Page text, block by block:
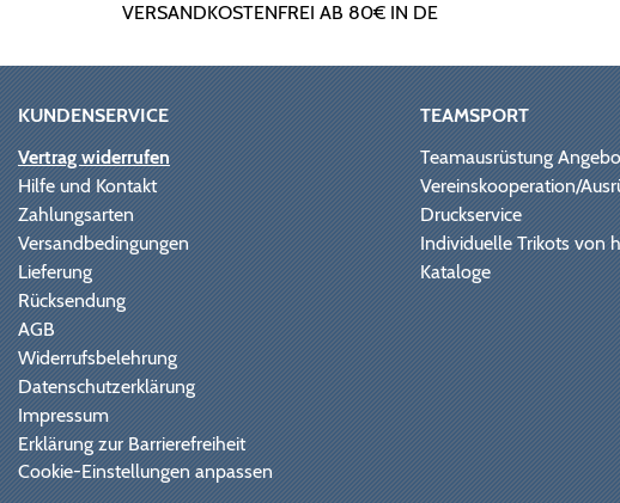
VERSANDKOSTENFREI AB 80€ IN DE
KUNDENSERVICE
Vertrag widerrufen
Hilfe und Kontakt
Zahlungsarten
Versandbedingungen
Lieferung
Rücksendung
AGB
Widerrufsbelehrung
Datenschutzerklärung
Impressum
Erklärung zur Barrierefreiheit
Cookie-Einstellungen anpassen
TEAMSPORT
Teamausrüstung
Vereinskooperation/
Druckservice
Individuelle Trikots von
Kataloge